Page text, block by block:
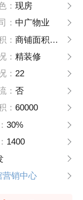
： 现房
： 中广物业
： 商铺面积：30-200平方; 公寓面积：50-80平方
： 精装修
： 22
： 否
： 60000
30%
1400
营销中心